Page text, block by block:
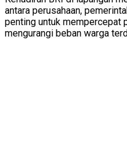
antara perusahaan,
penting untuk mempercepat
mengurangi beban warga